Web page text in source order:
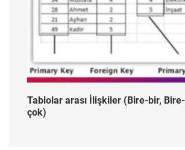
Tablolar arası İlişkiler (Bire-bir,
çok)